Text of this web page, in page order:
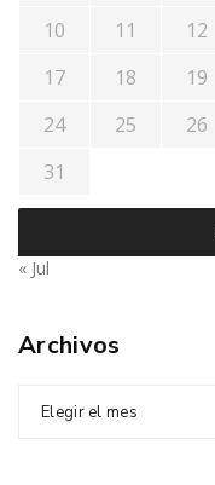
10
11 12
17
18 19
24
25 26
31
« Jul
Archivos
Elegir el mes